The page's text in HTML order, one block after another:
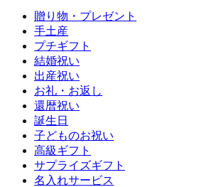
贈り物・プレゼント
手土産
プチギフト
結婚祝い
出産祝い
お礼・お返し
還暦祝い
誕生日
子どものお祝い
高級ギフト
サプライズギフト
名入れサービス